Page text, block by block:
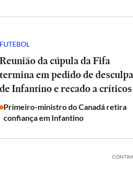
FUTEBOL
Reunião da cúpula da Fifa
termina em pedido de
de Infantino e recado a críticos
Primeiro-ministro do Canadá retira
confiança em Infantino